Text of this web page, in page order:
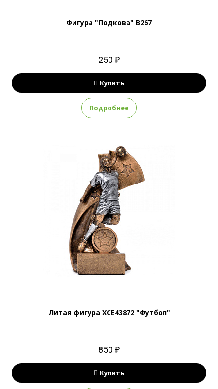
Фигура "Подкова" B267
250 ₽
Купить
Подробнее
Литая фигура XCE43872 "Футбол"
850 ₽
Купить